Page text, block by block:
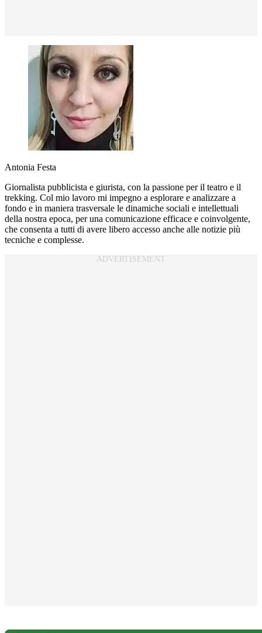
Antonia Festa
Giornalista pubblicista e giurista, con la passione per il teatro e il
trekking. Col mio lavoro mi impegno a esplorare e analizzare a
fondo e in maniera trasversale le dinamiche sociali e intellettuali
della nostra epoca, per una comunicazione efficace e coinvolgente,
che consenta a tutti di avere libero accesso anche alle notizie più
tecniche e complesse.